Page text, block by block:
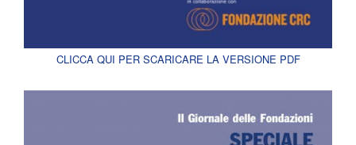
CLICCA QUI PER SCARICARE LA VERSIONE PDF